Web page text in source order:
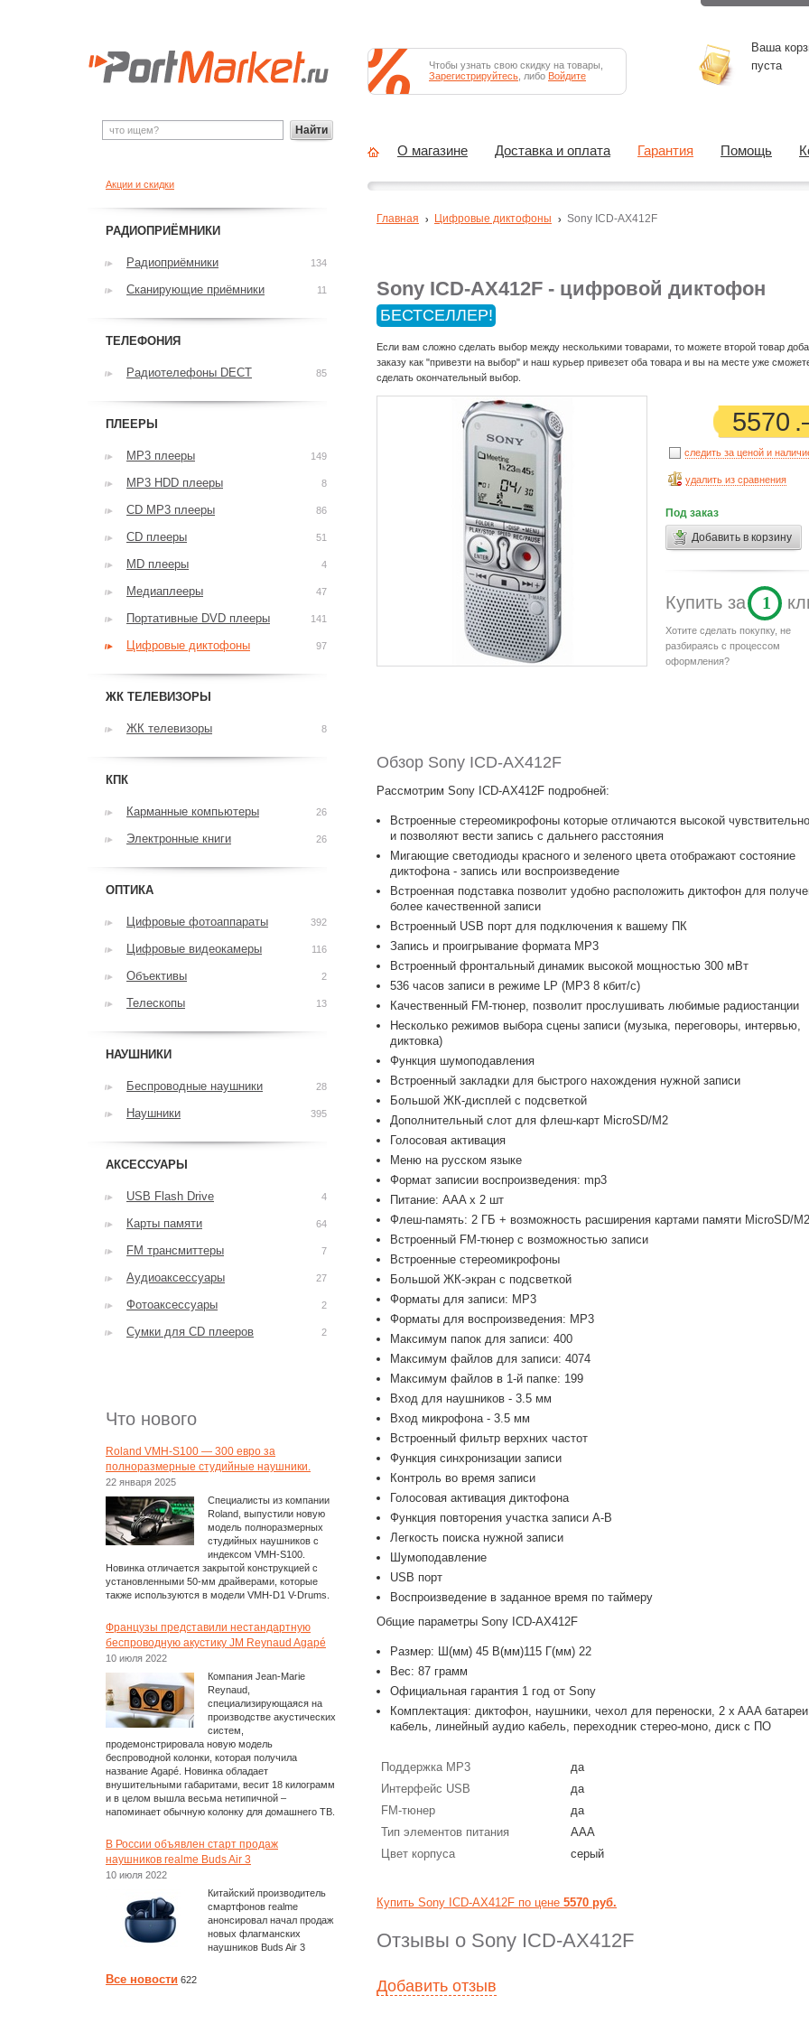
Sony ICD-AX412F - цифровой диктофон
БЕСТСЕЛЛЕР!
Если вам сложно сделать выбор между несколькими товарами, то можете второй товар
заказу как "привезти на выбор" и наш курьер привезет оба товара и вы на месте уже
сделать окончательный выбор.
5570
следить за ценой и
удалить из сравнения
Под заказ
Добавить в корзину
Купить за 1
Хотите сделать покупку, не
разбираясь с процессом
оформления?
Обзор Sony ICD-AX412F
Рассмотрим Sony ICD-AX412F подробней:
Встроенные стереомикрофоны которые отличаются высокой
и позволяют вести запись с дальнего расстояния
Мигающие светодиоды красного и зеленого цвета отображают состояние
диктофона - запись или воспроизведение
Встроенная подставка позволит удобно расположить диктофон для
более качественной записи
Встроенный USB порт для подключения к вашему ПК
Запись и проигрывание формата MP3
Встроенный фронтальный динамик высокой мощностью 300 мВт
536 часов записи в режиме LP (MP3 8 кбит/с)
Качественный FM-тюнер, позволит прослушивать любимые радиостанции
Несколько режимов выбора сцены записи (музыка, переговоры, интервью,
диктовка)
Функция шумоподавления
Встроенный закладки для быстрого нахождения нужной записи
Большой ЖК-дисплей с подсветкой
Дополнительный слот для флеш-карт MicroSD/M2
Голосовая активация
Меню на русском языке
Формат записии воспроизведения: mp3
Питание: AAA x 2 шт
Флеш-память: 2 ГБ + возможность расширения картами памяти MicroSD/M2
Встроенный FM-тюнер с возможностью записи
Встроенные стереомикрофоны
Большой ЖК-экран с подсветкой
Форматы для записи: MP3
Форматы для воспроизведения: MP3
Максимум папок для записи: 400
Максимум файлов для записи: 4074
Максимум файлов в 1-й папке: 199
Вход для наушников - 3.5 мм
Вход микрофона - 3.5 мм
Встроенный фильтр верхних частот
Функция синхронизации записи
Контроль во время записи
Голосовая активация диктофона
Функция повторения участка записи A-B
Легкость поиска нужной записи
Шумоподавление
USB порт
Воспроизведение в заданное время по таймеру
Общие параметры Sony ICD-AX412F
Размер: Ш(мм) 45 В(мм)115 Г(мм) 22
Вес: 87 грамм
Официальная гарантия 1 год от Sony
Комплектация: диктофон, наушники, чехол для переноски, 2 x AAA
кабель, линейный аудио кабель, переходник стерео-моно, диск с ПО
Поддержка MP3
да
Интерфейс USB
да
FM-тюнер
да
Тип элементов питания
ААА
Цвет корпуса
серый
Купить Sony ICD-AX412F по цене 5570 руб.
Отзывы о Sony ICD-AX412F
Добавить отзыв
Главная Цифровые диктофоны Sony ICD-AX412F
Акции и скидки
РАДИОПРИЁМНИКИ
Радиоприёмники 134
Сканирующие приёмники 11
ТЕЛЕФОНИЯ
Радиотелефоны DECT 85
ПЛЕЕРЫ
MP3 плееры 149
MP3 HDD плееры 8
CD MP3 плееры 86
CD плееры 51
MD плееры 4
Медиаплееры 47
Портативные DVD плееры 141
Цифровые диктофоны 97
ЖК ТЕЛЕВИЗОРЫ
ЖК телевизоры 8
КПК
Карманные компьютеры 26
Электронные книги 26
ОПТИКА
Цифровые фотоаппараты 392
Цифровые видеокамеры 116
Объективы 2
Телескопы 13
НАУШНИКИ
Беспроводные наушники 28
Наушники 395
АКСЕССУАРЫ
USB Flash Drive 4
Карты памяти 64
FM трансмиттеры 7
Аудиоаксессуары 27
Фотоаксессуары 2
Сумки для CD плееров 2
Что нового
Roland VMH-S100 — 300 евро за
полноразмерные студийные наушники.
22 января 2025
Специалисты из компании
Roland, выпустили новую
модель полноразмерных
студийных наушников с
индексом VMH-S100.
Новинка отличается закрытой конструкцией с
установленными 50-мм драйверами, которые
также используются в модели VMH-D1 V-Drums.
Французы представили нестандартную
беспроводную акустику JM Reynaud Agapé
10 июля 2022
Компания Jean-Marie
Reynaud,
специализирующаяся на
производстве акустических
систем,
продемонстрировала новую модель
беспроводной колонки, которая получила
название Agapé. Новинка обладает
внушительными габаритами, весит 18 килограмм
и в целом вышла весьма нетипичной –
напоминает обычную колонку для домашнего ТВ.
В России объявлен старт продаж
наушников realme Buds Air 3
10 июля 2022
Китайский производитель
смартфонов realme
анонсировал начал продаж
новых флагманских
наушников Buds Air 3
Все новости 622
Найти
Чтобы узнать свою скидку на товары,
Зарегистрируйтесь , либо Войдите
Ваша
пуста
О магазине Доставка и оплата Гарантия Помощь